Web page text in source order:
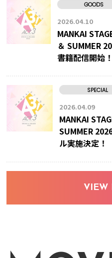
GOODS
2026.04.10
MANKAI
＆ SUMMER
書籍配信開始！
SPECIAL
2026.04.09
MANKAI
SUMMER
ル実施決定！
VIEW